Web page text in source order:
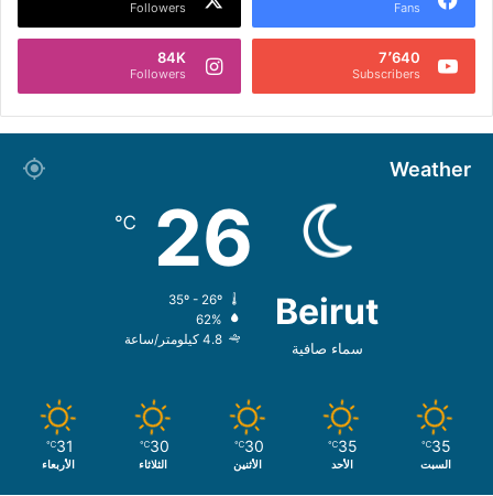
Fans
Followers
7٬640
Subscribers
84K
Followers
Weather
Beirut
سماء صافية
26
℃
62%
4.8 كيلومتر/ساعة
35
℃
السبت
35
℃
الأحد
30
℃
الأثنين
30
℃
الثلاثاء
31
℃
الأربعاء